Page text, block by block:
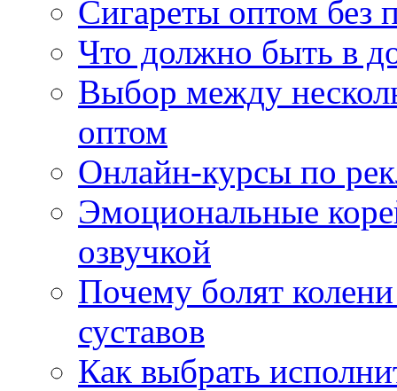
Сигареты оптом без
Что должно быть в
Выбор между
оптом
Онлайн-курсы по
Эмоциональные
озвучкой
Почему болят
суставов
Как выбрать